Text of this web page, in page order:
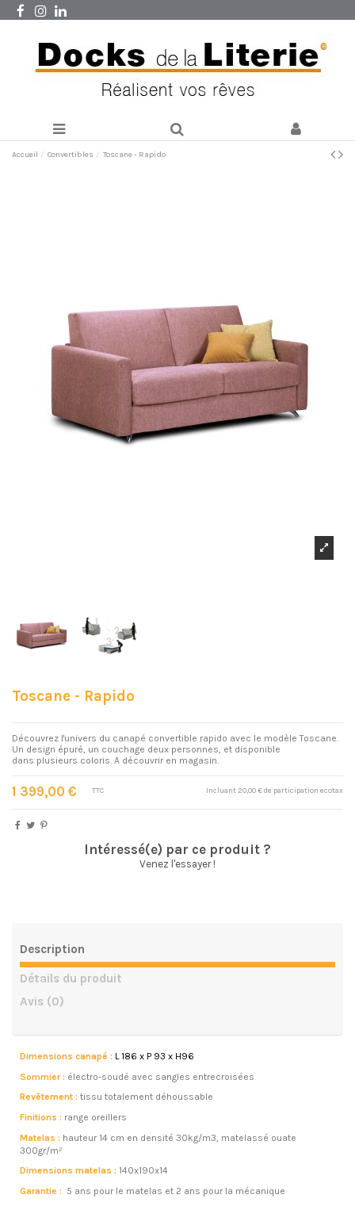
Accueil Convertibles Toscane - Rapido
Toscane - Rapido
Découvrez l'univers du canapé convertible rapido avec le modèle Toscane.
Un design épuré, un couchage deux personnes, et disponible
dans plusieurs coloris. A découvrir en magasin.
1 399,00 € Incluant 20,00 € de participation ecotax
TTC
Intéressé(e) par ce produit ?
Venez l'essayer !
Description
Détails du produit
Avis (0)
Dimensions canapé : L 186 x P 93 x H96
Sommier : électro-soudé avec sangles entrecroisées
Revêtement : tissu totalement déhoussable
Finitions : range oreillers
Matelas : hauteur 14 cm en densité 30kg/m3, matelassé ouate
300gr/m²
Dimensions matelas : 140x190x14
Garantie : 5 ans pour le matelas et 2 ans pour la mécanique